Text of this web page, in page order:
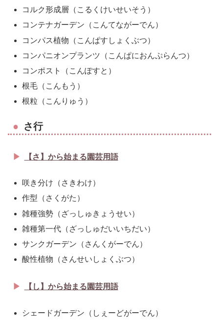
コルク形成層（こるくけいせいそう）
コンテナガーデン（こんてながーでん）
コンパス植物（こんぱすしょくぶつ）
コンパニオンプランツ（こんぱにおんぷらんつ）
コンポスト（こんぽすと）
根毛（こんもう）
根粒（こんりゅう）
さ行
【さ】から始まる園芸用語
咲き分け（さきわけ）
作型（さくがた）
雑種強勢（ざっしゅきょうせい）
雑種第一代（ざっしゅだいいちだい）
サンクガーデン（さんくがーでん）
酸性植物（さんせいしょくぶつ）
【し】から始まる園芸用語
シェードガーデン（しぇーどがーでん）